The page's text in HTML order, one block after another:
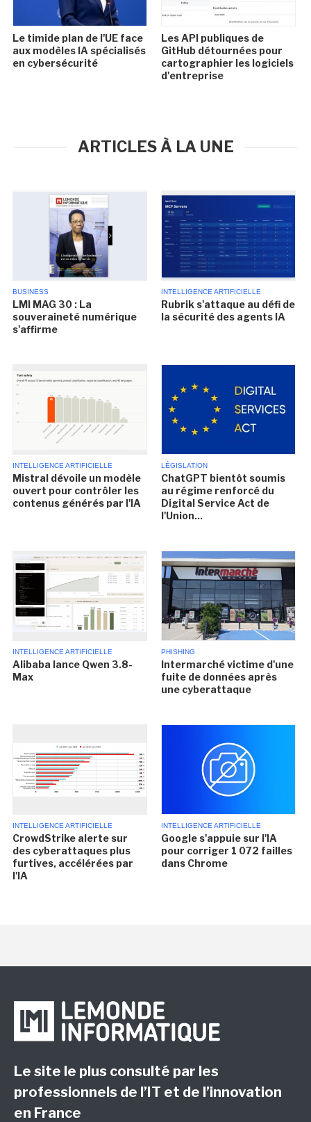
Le timide plan de l'UE face
aux modèles IA spécialisés
en cybersécurité
Les API publiques de
GitHub détournées pour
cartographier les logiciels
d'entreprise
ARTICLES À LA UNE
BUSINESS
LMI MAG 30 : La
souveraineté numérique
s'affirme
INTELLIGENCE ARTIFICIELLE
Rubrik s'attaque au défi de
la sécurité des agents IA
INTELLIGENCE ARTIFICIELLE
Mistral dévoile un modèle
ouvert pour contrôler les
contenus générés par l'IA
LÉGISLATION
ChatGPT bientôt soumis
au régime renforcé du
Digital Service Act de
l'Union...
INTELLIGENCE ARTIFICIELLE
Alibaba lance Qwen 3.8-
Max
PHISHING
Intermarché victime d'une
fuite de données après
une cyberattaque
INTELLIGENCE ARTIFICIELLE
CrowdStrike alerte sur
des cyberattaques plus
furtives, accélérées par
l'IA
INTELLIGENCE ARTIFICIELLE
Google s'appuie sur l'IA
pour corriger 1 072 failles
dans Chrome
Le site le plus consulté par les
professionnels de l’IT et de l’innovation
en France